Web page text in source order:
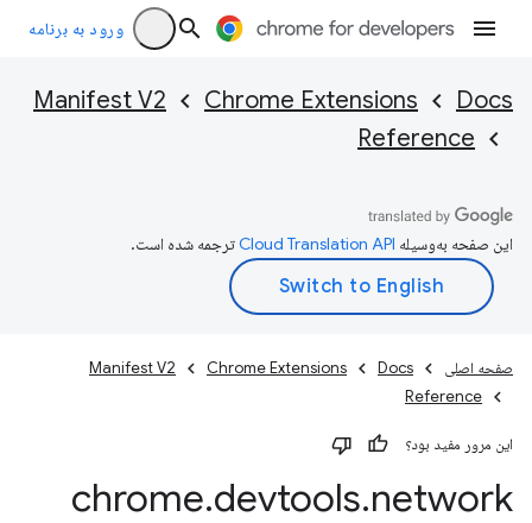
ورود به برنامه
Docs
Chrome Extensions
Manifest V2
Reference
این صفحه به‌وسیله ترجمه شده است.
صفحه اصلی Docs
Chrome Extensions
Manifest V2
Reference
این مرور مفید بود؟
chrome.devtools.network